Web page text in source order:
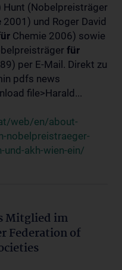
Hunt (Nobelpreisträger
2001) und Roger David
Chemie 2006) sowie
für
per E-Mail. Direkt zu
pdfs news
file>Harald...
web/en/about-
nobelpreistraeger-
und-akh-wien-ein/
Mitglied im
Federation of